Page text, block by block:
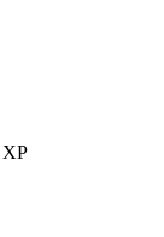
XP